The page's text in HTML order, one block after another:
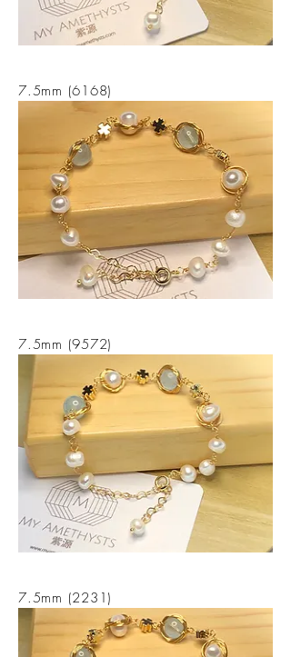
7.5mm (6168)
7.5mm (9572)
7.5mm (2231)